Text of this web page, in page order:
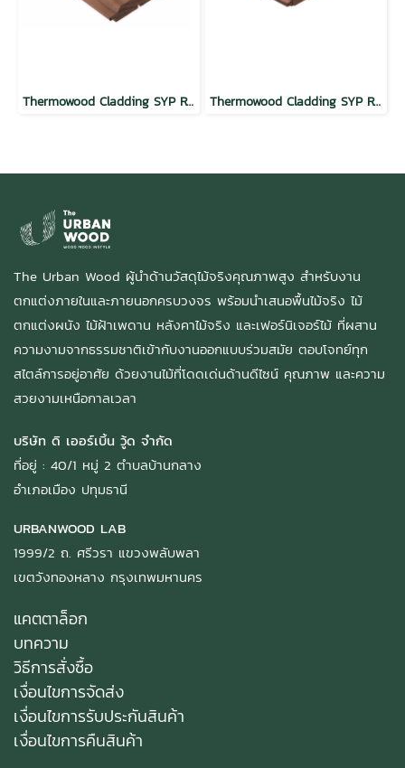
Thermowood Cladding SYP Regular Wave Mocha Thermowood Cladding SYP Round Wave Mocha
The Urban Wood ผู้นำด้านวัสดุไม้จริงคุณภาพสูง สำหรับงาน
ตกแต่งภายในและภายนอกครบวงจร พร้อมนำเสนอพื้นไม้จริง ไม้
ตกแต่งผนัง ไม้ฝ้าเพดาน หลังคาไม้จริง และเฟอร์นิเจอร์ไม้ ที่ผสาน
ความงามจากธรรมชาติเข้ากับงานออกแบบร่วมสมัย ตอบโจทย์ทุก
สไตล์การอยู่อาศัย ด้วยงานไม้ที่โดดเด่นด้านดีไซน์ คุณภาพ และความ
สวยงามเหนือกาลเวลา
บริษัท ดิ เออร์เบิ้น วู้ด จำกัด
ที่อยู่ : 40/1 หมู่ 2 ตำบลบ้านกลาง
อำเภอเมือง ปทุมธานี
URBANWOOD LAB
1999/2 ถ. ศรีวรา แขวงพลับพลา
เขตวังทองหลาง กรุงเทพมหานคร
แคตตาล็อก
บทความ
วิธีการสั่งซื้อ
เงื่อนไขการจัดส่ง
เงื่อนไขการรับประกันสินค้า
เงื่อนไขการคืนสินค้า